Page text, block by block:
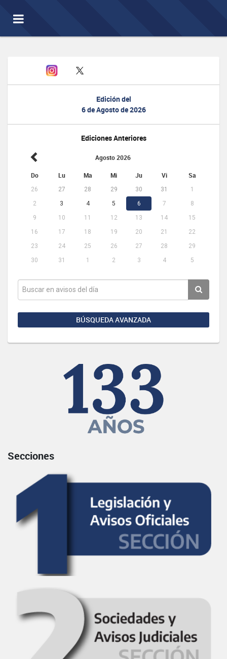
Toggle
navigation
Edición del
6 de Agosto de 2026
Ediciones Anteriores
Agosto 2026
Do Lu Ma Mi Ju Vi Sa
26 27 28 29 30 31
1
2
3 4 5 6 7
8
9
10 11 12 13 14
15
16
17 18 19 20 21
22
23
24 25 26 27 28
29
30
31 1 2 3 4 5
BÚSQUEDA AVANZADA
Secciones